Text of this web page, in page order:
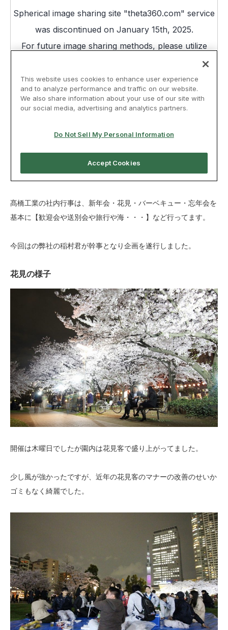
髙橋工業の社内行事は、新年会・花見・バーベキュー・忘年会を
基本に【歓迎会や送別会や旅行や海・・・】など行ってます。
今回はの弊社の稲村君が幹事となり企画を遂行しました。
花見の様子
開催は木曜日でしたが園内は花見客で盛り上がってました。
少し風が強かったですが、近年の花見客のマナーの改善のせいか
ゴミもなく綺麗でした。